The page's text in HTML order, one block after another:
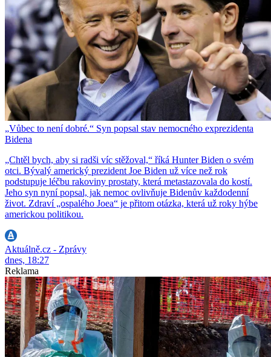
„Vůbec to není dobré.“ Syn popsal stav nemocného exprezidenta
Bidena
„Chtěl bych, aby si radši víc stěžoval,“ říká Hunter Biden o svém
otci. Bývalý americký prezident Joe Biden už více než rok
podstupuje léčbu rakoviny prostaty, která metastazovala do kostí.
Jeho syn nyní popsal, jak nemoc ovlivňuje Bidenův každodenní
život. Zdraví „ospalého Joea“ je přitom otázka, která už roky hýbe
americkou politikou.
Aktuálně.cz - Zprávy
dnes, 18:27
Reklama